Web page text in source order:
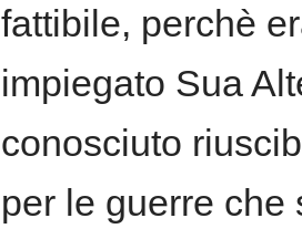
fattibile, perchè
impiegato Sua
conosciuto
per le guerre che